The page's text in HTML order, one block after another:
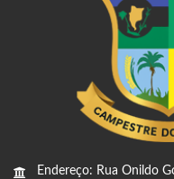
Endereço: Rua Onildo